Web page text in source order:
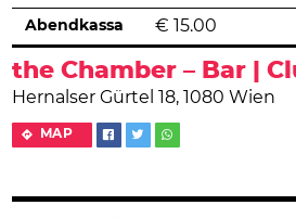
the Chamber – Bar |
Hernalser Gürtel 18, 1080 Wien
MAP
Abendkassa € 15.00